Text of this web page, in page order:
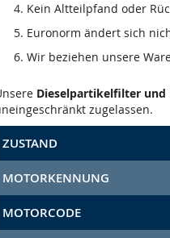
Kein Altteilpfand oder
Euronorm ändert sich
Wir beziehen unsere
Dieselpartikelfilter und
zugelassen.
ZUSTAND
MOTORKENNUNG
MOTORCODE